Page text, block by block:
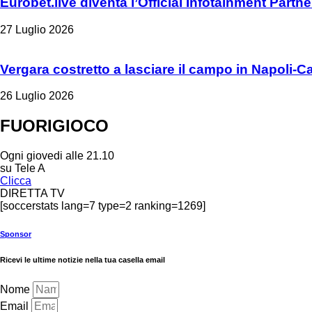
27 Luglio 2026
Vergara costretto a lasciare il campo in Napoli-
26 Luglio 2026
FUORIGIOCO
Ogni giovedi alle 21.10
su Tele A
Clicca
DIRETTA TV
[soccerstats lang=7 type=2 ranking=1269]
Sponsor
Ricevi le ultime notizie nella tua casella email
Nome
Email